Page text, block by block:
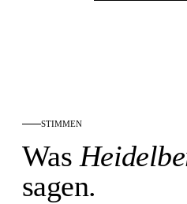
STIMMEN
Was
sagen.